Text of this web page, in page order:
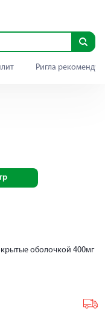
Ригла
оболочкой 400мг